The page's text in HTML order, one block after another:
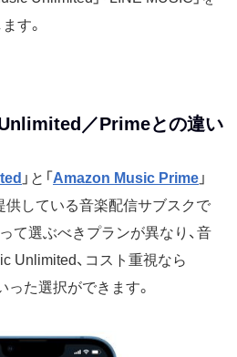
す。
／Primeとの違い
」と「 Amazon Music Prime 」
供している音楽配信サブスクで
て選ぶべきプランが異なり、音
Unlimited、コスト重視なら
た選択ができます。